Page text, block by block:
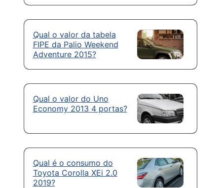
Qual o valor da tabela
FIPE da Palio Weekend
Adventure 2015?
Qual o valor do Uno
Economy 2013 4 portas?
Qual é o consumo do
Toyota Corolla XEi 2.0
2019?